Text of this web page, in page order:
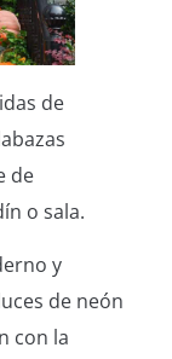
de
de
o sala.
y
de neón
con la